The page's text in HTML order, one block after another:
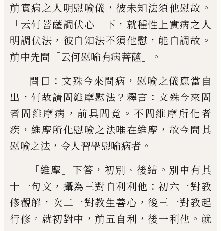
前實病之人明慰喻儀 ， 彼未知法須他慰故 。
「云何菩薩調伏心 」 下 ， 就種性上實病之人
明調伏法 ， 彼自知法不須他慰 ， 能自調故 。
前中先問 「云何慰喻有病菩薩 」。
問曰 ： 文殊今來問病 ， 慰喻之儀應當自
出 ，何故請問維摩慰法 ？ 釋言 ： 文殊今來問
者問維摩病 ， 前具問竟 。 不問維摩所化者
疾 ，維摩所化慰喻之法唯在維摩 ， 故今問其
慰喻之法 ， 令人習學慰喻病者 。
「維摩 」 下答 ，初別 、 後結 。 別中有其
十一句文 ， 攝為三對自利利他 ：初六一對教
修觀解 ， 次二一對教生善心 ， 後三一對教起
行修 。 就初對中 ，前五自利 ， 後一利他 。 就